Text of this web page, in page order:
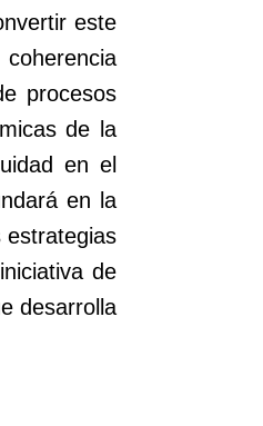
este
procesos
de la
en el
en la
estrategias
de
desarrolla